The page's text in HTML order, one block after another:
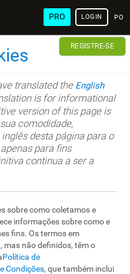
PRO LOGIN
REGISTRE-SE
translated the English
is for informational
version of this page is
comodidade,
desta página para o
para fins
continua a ser a
sobre como coletamos e
informações sobre como e
fins. Os termos em
mas não definidos, têm o
Política de
Condições, que também inclui